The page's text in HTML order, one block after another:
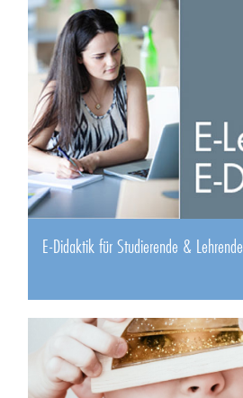
E-Didaktik für Studierende & Lehrende